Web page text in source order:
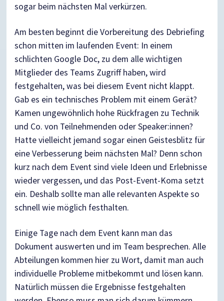
sogar beim nächsten Mal verkürzen.
Am besten beginnt die Vorbereitung des Debriefing
schon mitten im laufenden Event: In einem
schlichten Google Doc, zu dem alle wichtigen
Mitglieder des Teams Zugriff haben, wird
festgehalten, was bei diesem Event nicht klappt.
Gab es ein technisches Problem mit einem Gerät?
Kamen ungewöhnlich hohe Rückfragen zu Technik
und Co. von Teilnehmenden oder Speaker:innen?
Hatte vielleicht jemand sogar einen Geistesblitz für
eine Verbesserung beim nächsten Mal? Denn schon
kurz nach dem Event sind viele Ideen und Erlebnisse
wieder vergessen, und das Post-Event-Koma setzt
ein. Deshalb sollte man alle relevanten Aspekte so
schnell wie möglich festhalten.
Einige Tage nach dem Event kann man das
Dokument auswerten und im Team besprechen. Alle
Abteilungen kommen hier zu Wort, damit man auch
individuelle Probleme mitbekommt und lösen kann.
Natürlich müssen die Ergebnisse festgehalten